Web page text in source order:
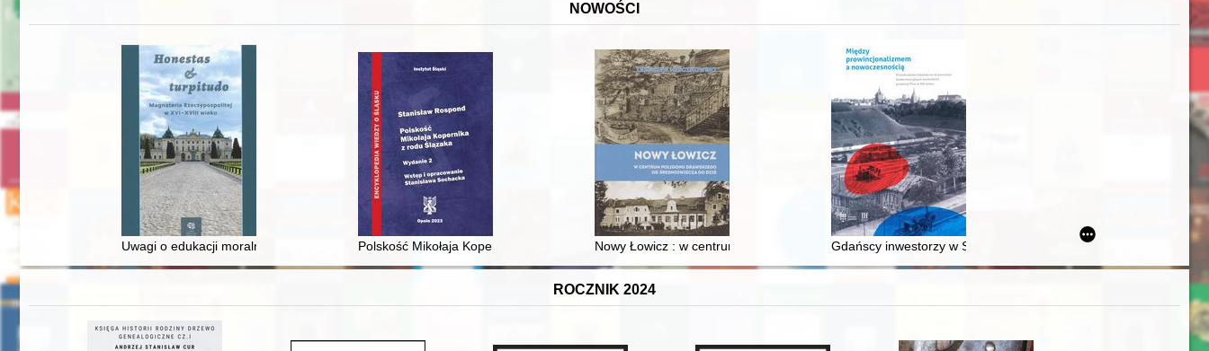
NOWOŚCI
Uwagi o edukacji moralnej synów szlacheckich w XVI-wiecznej Rzeczypospolitej
Polskość Mikołaja Kopernika z rodu ŚlązakaNowy Łowicz : w centrum poligonu drawskiego od średniowiecza do dziśGdańscy inwestorzy w Sopocie : prestiż finansowy i towarzyski
ROCZNIK 2024